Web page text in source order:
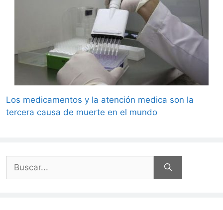
Los medicamentos y la atención medica son la
tercera causa de muerte en el mundo
Buscar: